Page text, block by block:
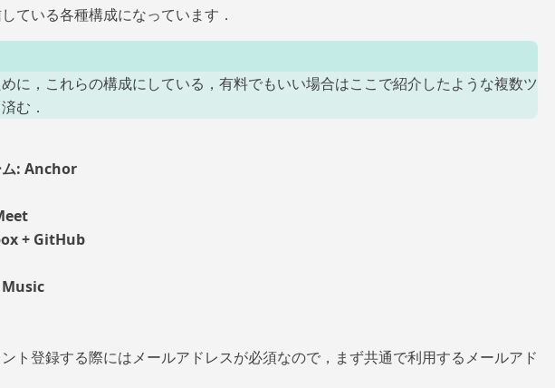
ている各種構成になっています．
に，これらの構成にしている，有料でもいい場合はここで紹介したような複数ツ
む．
ム: Anchor
+ GitHub
Music
ト登録する際にはメールアドレスが必須なので，まず共通で利用するメールアド